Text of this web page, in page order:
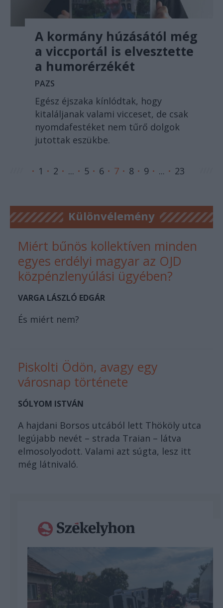
A kormány húzásától még
a viccportál is elvesztette
a humorérzékét
PAZS
Egész éjszaka kínlódtak, hogy
kitaláljanak valami vicceset, de csak
nyomdafestéket nem tűrő dolgok
jutottak eszükbe.
1 2 ... 5 6 7 8 9 ... 23
Különvélemény
Miért bűnös kollektíven minden
egyes erdélyi magyar az OJD
közpénzlenyúlási ügyében?
VARGA LÁSZLÓ EDGÁR
És miért nem?
Piskolti Ödön, avagy egy
városnap története
SÓLYOM ISTVÁN
A hajdani Borsos utcából lett Thököly utca
legújabb nevét – strada Traian – látva
elmosolyodott. Valami azt súgta, lesz itt
még látnivaló.